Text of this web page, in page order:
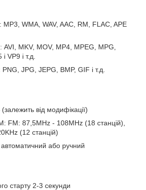
WMA, WAV, AAC, RM, FLAC, APE
MKV, MOV, MP4, MPEG, MPG,
VP9 і т.д.
JPG, JEPG, BMP, GIF і т.д.
(залежить від модифікації)
FM: 87,5MHz - 108MHz (18 станцій),
(12 станцій)
або ручний
старту 2-3 секунди